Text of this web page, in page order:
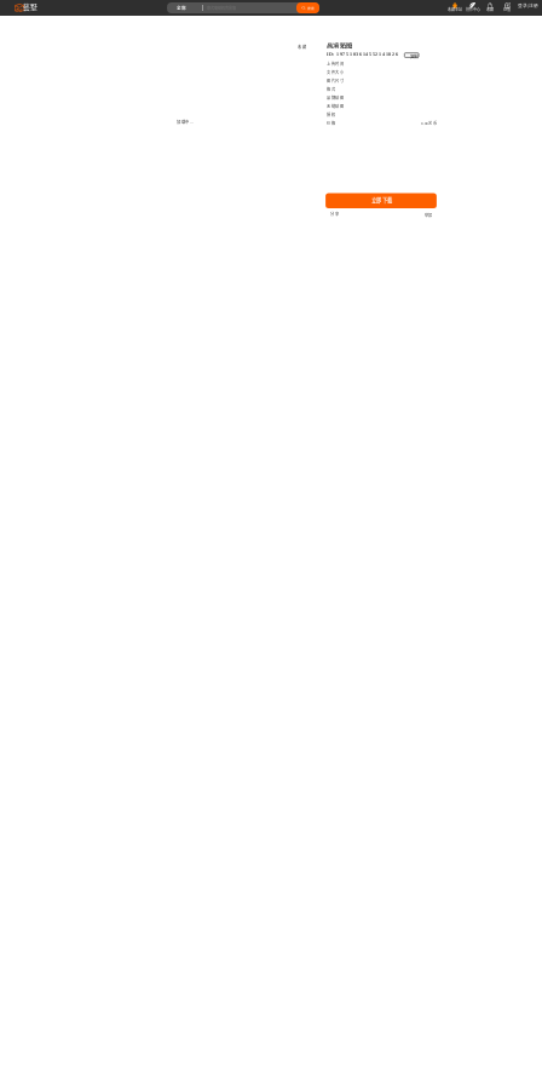
藝墅 全部 搜索 收藏本站 创作中心 收藏 充值
登录 |注册
加载中...
收藏 高清贴图
ID: 1975103614552141826 复制
上传时间
文件大小
图片尺寸
格式
品牌贴图
无缝贴图
授权
价格 0.00艺币
立即下载
分享 举报